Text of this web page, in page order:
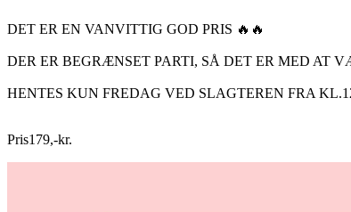
DET ER EN VANVITTIG GOD PRIS 🔥🔥
DER ER BEGRÆNSET PARTI, SÅ DET ER MED AT
HENTES KUN FREDAG VED SLAGTEREN FRA
Pris179,-kr.